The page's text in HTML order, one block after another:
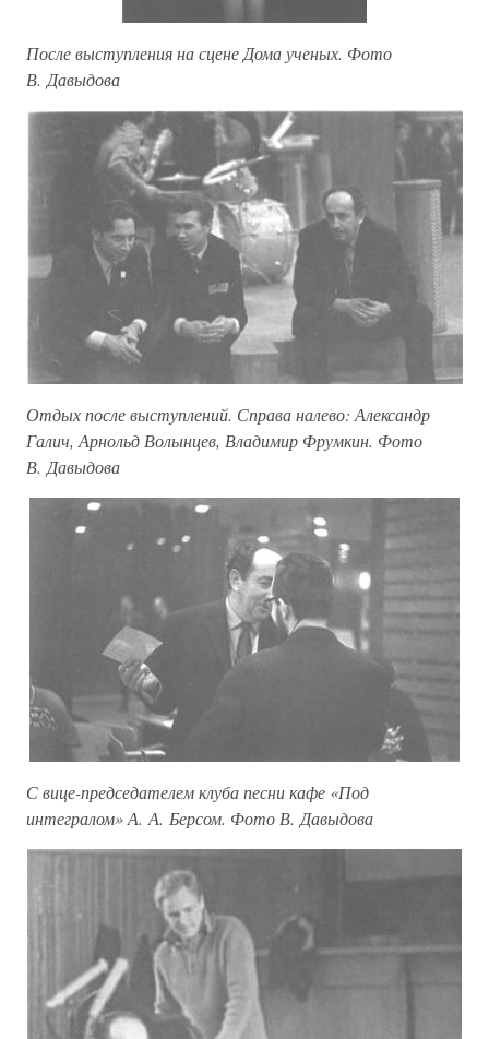
После выступления на сцене Дома ученых. Фото
В. Давыдова
Отдых после выступлений. Справа налево: Александр
Галич, Арнольд Волынцев, Владимир Фрумкин. Фото
В. Давыдова
С вице-председателем клуба песни кафе «Под
интегралом» А. А. Берсом. Фото В. Давыдова